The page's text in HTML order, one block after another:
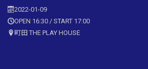
2022-01-09
OPEN 16:30 / START 17:00
町田 THE PLAY HOUSE